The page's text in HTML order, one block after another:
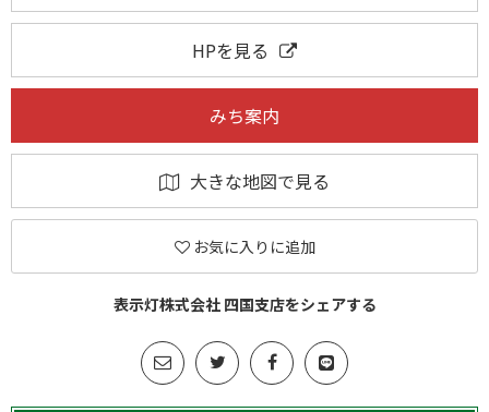
HPを見る
みち案内
大きな地図で見る
お気に入りに追加
表示灯株式会社 四国支店をシェアする